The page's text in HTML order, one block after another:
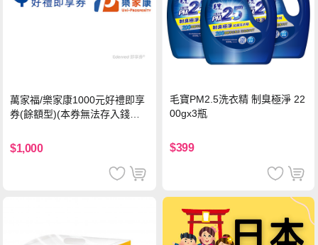
萬家福/樂家康1000元好禮即享
券(餘額型)(本券無法存入錢包
$1,000
毛寶PM2.5洗衣精 制臭極淨 22
00gx3瓶
$399